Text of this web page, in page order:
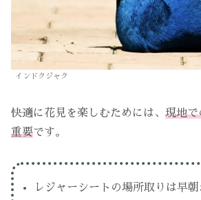
インドクジャク
快適に花見を楽しむためには、 現地で
重要です。
レジャーシートの場所取りは早